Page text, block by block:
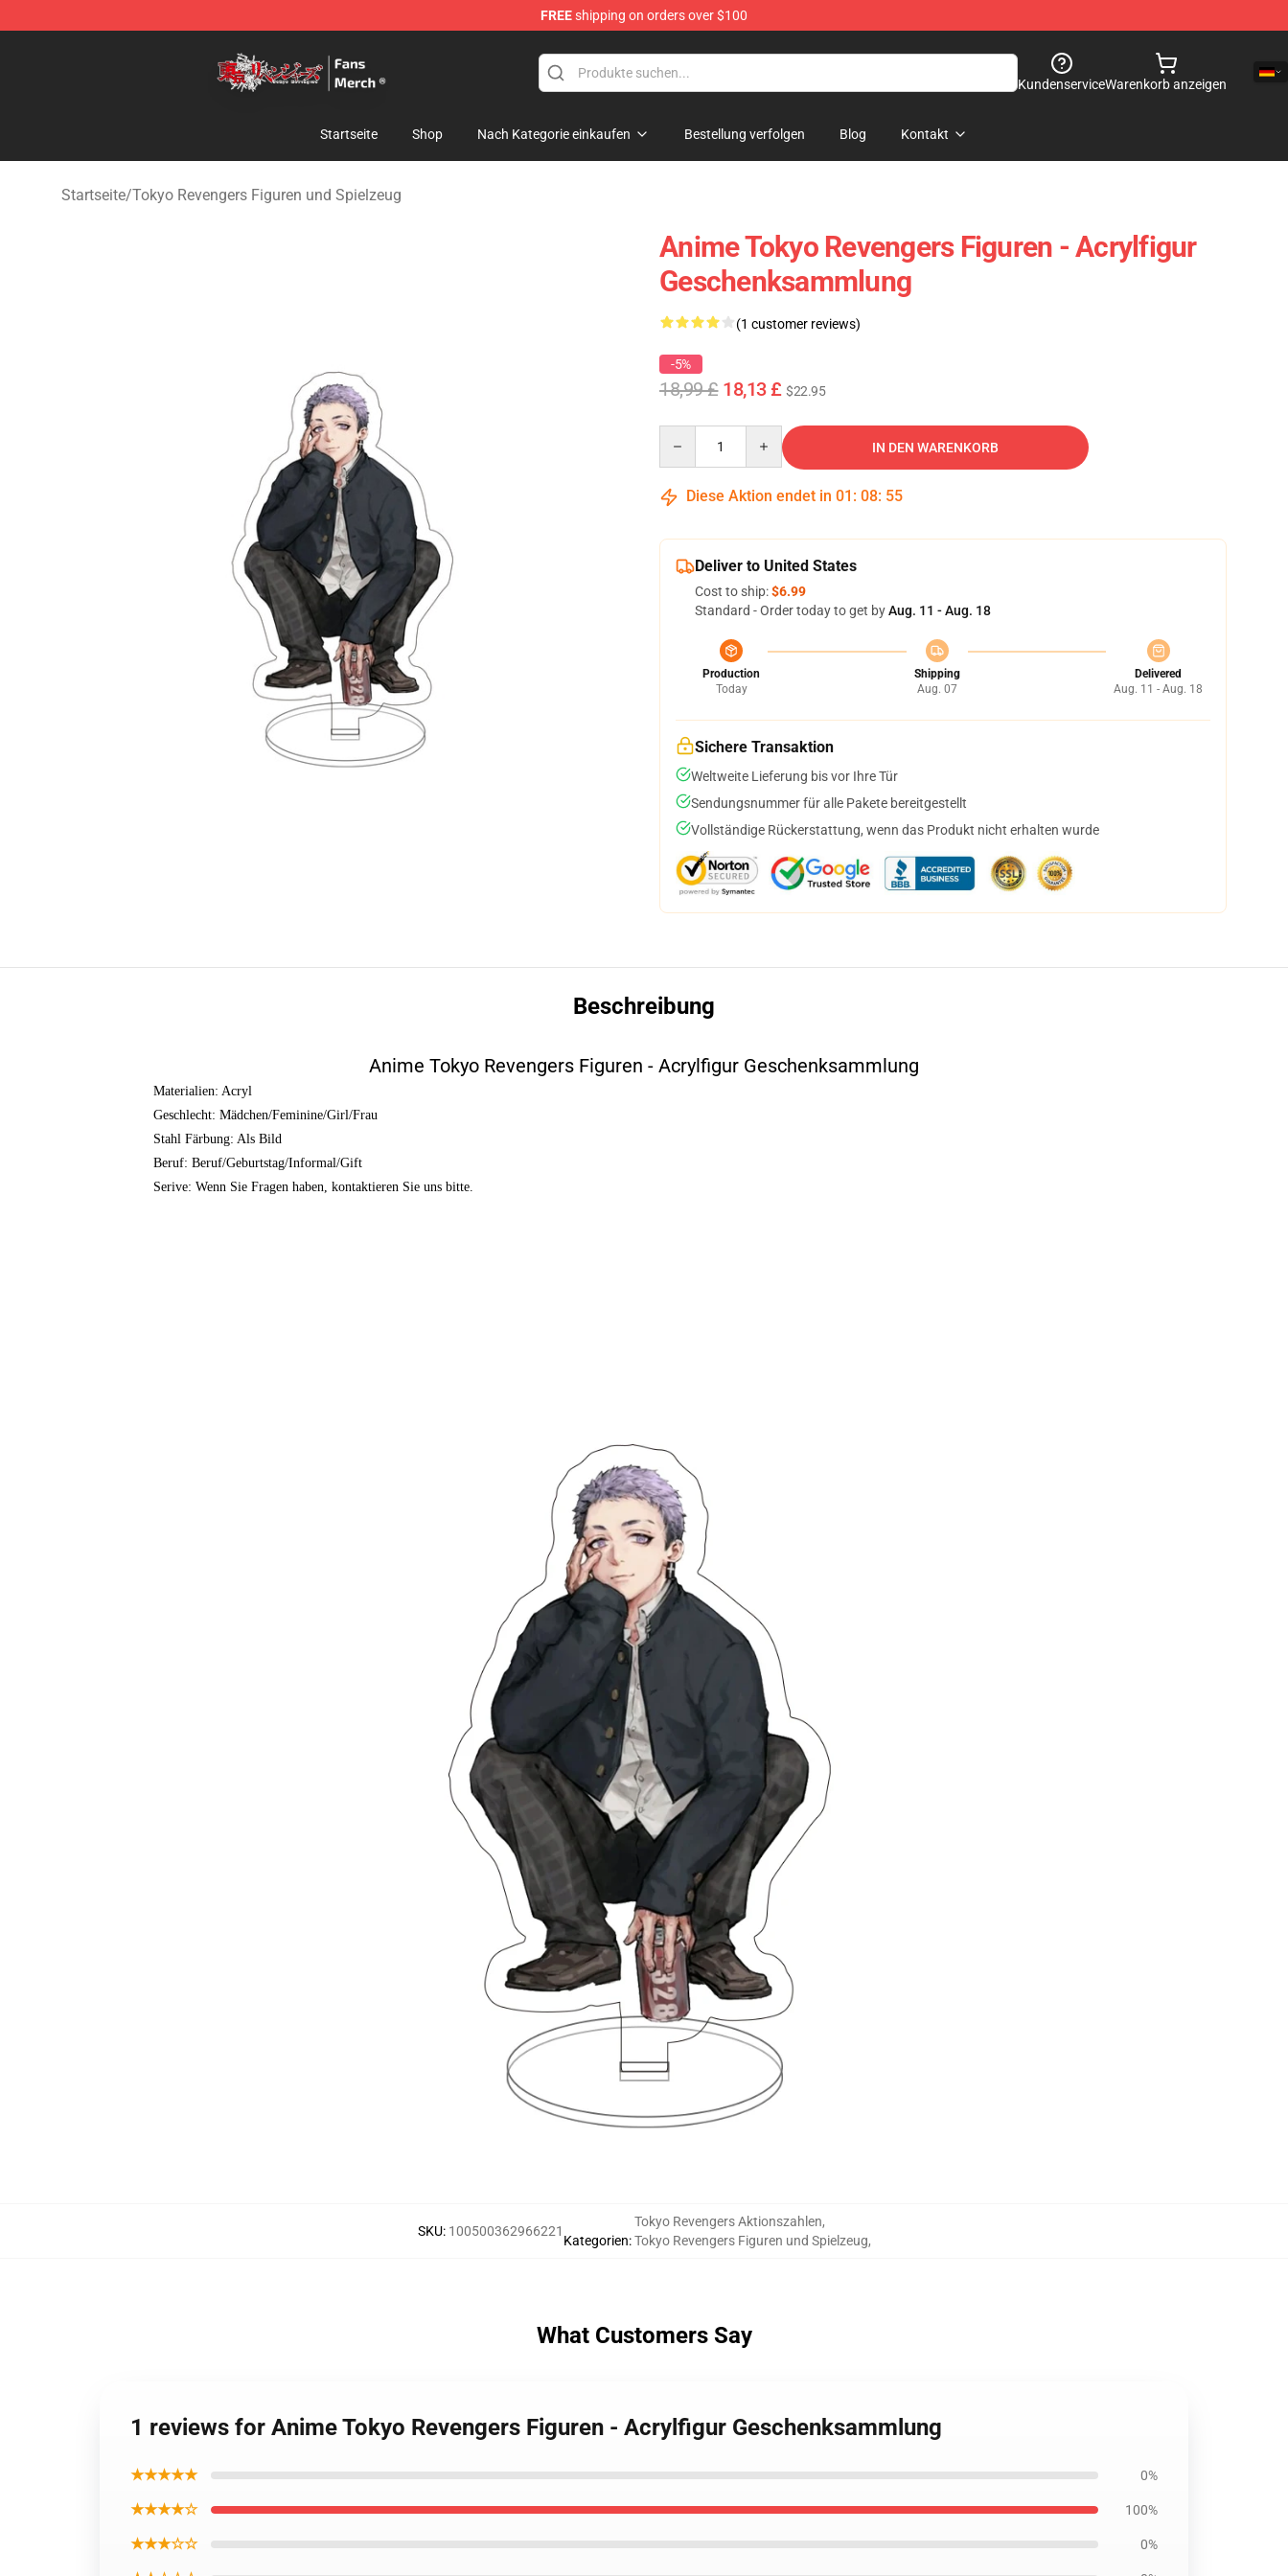
FREEshipping on orders over $100
KundenserviceWarenkorb anzeigen
Startseite Shop Nach Kategorie einkaufen Bestellung verfolgen Blog Kontakt
Startseite/Tokyo Revengers Figuren und Spielzeug
Anime Tokyo Revengers Figuren - Acrylfigur
Geschenksammlung
(1 customer reviews)
-5%
18,99 £ 18,13 £ $22.95
IN DEN WARENKORB
Diese Aktion endet in 01 : 08: 54
Deliver to United States
Cost to ship:$6.99
Standard - Order today to get byAug. 11 - Aug. 18
Production
Today
Shipping
Aug. 07
Delivered
Aug. 11 - Aug. 18
Sichere Transaktion
Weltweite Lieferung bis vor Ihre Tür
Sendungsnummer für alle Pakete bereitgestellt
Vollständige Rückerstattung, wenn das Produkt nicht erhalten wurde
Beschreibung
Anime Tokyo Revengers Figuren - Acrylfigur Geschenksammlung
Materialien: Acryl
Geschlecht: Mädchen/Feminine/Girl/Frau
Stahl Färbung: Als Bild
Beruf: Beruf/Geburtstag/Informal/Gift
Serive: Wenn Sie Fragen haben, kontaktieren Sie uns bitte.
SKU: 100500362966221
Kategorien:
Tokyo Revengers Aktionszahlen,
Tokyo Revengers Figuren und Spielzeug,
What Customers Say
1 reviews for Anime Tokyo Revengers Figuren - Acrylfigur Geschenksammlung
★★★★★ 0%
★★★★☆ 100%
★★★☆☆ 0%